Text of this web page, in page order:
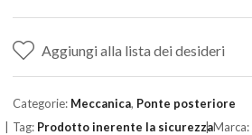
Aggiungi alla lista dei desideri
Categorie: Meccanica, Ponte posteriore
Tag: Prodotto inerente la sicurezzaMarca: